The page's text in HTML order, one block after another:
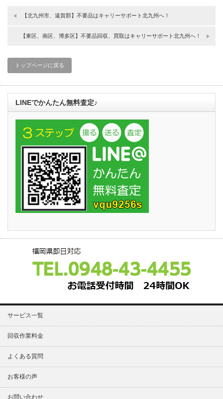
【北九州市、遠賀郡】不要品はキャリーサポート北九州へ！
【東区、南区、博多区】不要品回収、買取はキャリーサポート北九州へ！
トップページに戻る
LINEでかんたん無料査定♪
サービス一覧
回収作業料金
よくある質問
お客様の声
お問い合わせ